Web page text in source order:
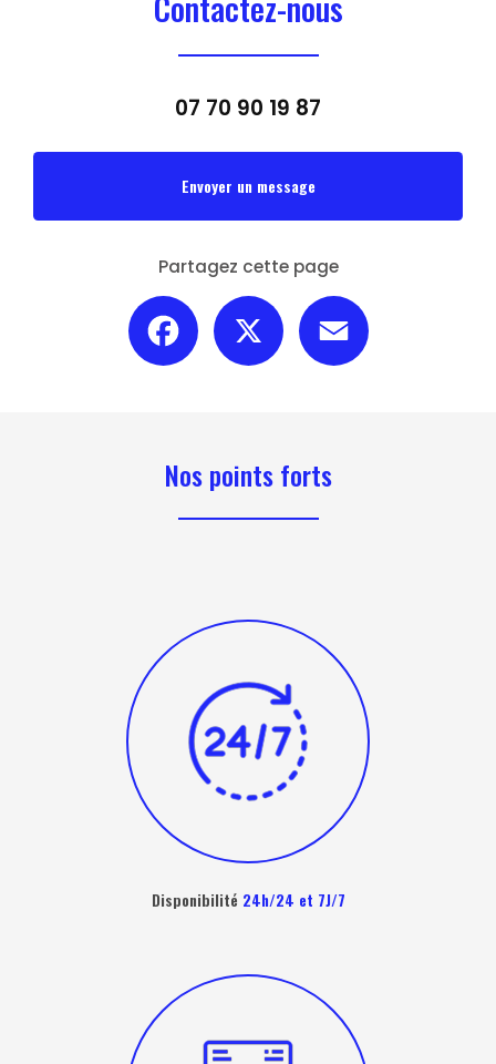
07 70 90 19 87
Envoyer un message
Partagez cette page
Facebook
Nos points forts
Disponibilité 24h/24 et 7J/7